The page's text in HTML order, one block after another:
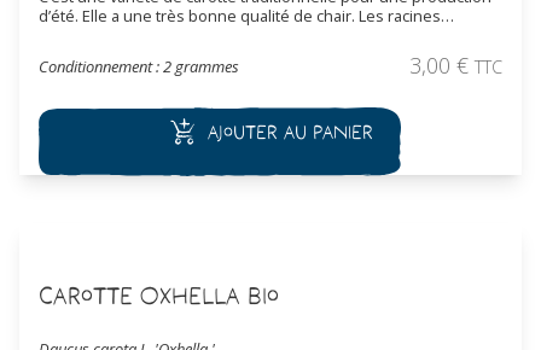
d’été. Elle a une très bonne qualité de chair. Les racines
Conditionnement : 2 grammes 3,00 € TTC
Ajouter au panier
Carotte Oxhella Bio